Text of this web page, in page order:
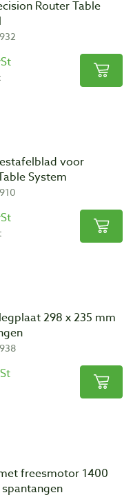
Router Table
voor
System
298 x 235 mm
freesmotor 1400
spantangen